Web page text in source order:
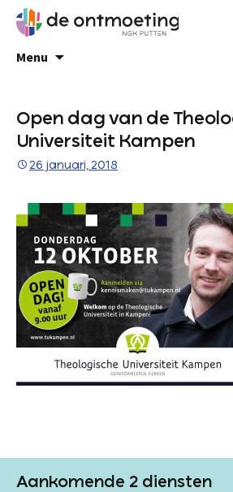
Menu
Open dag van de
Universiteit Kampen
26 januari, 2018
Aankomende 2 diensten